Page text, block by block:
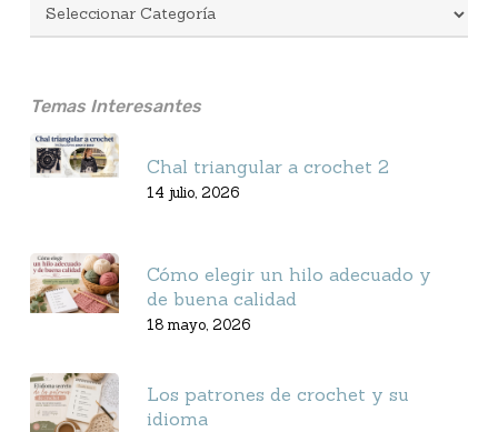
Temas Interesantes
Chal triangular a crochet 2
14 julio, 2026
Cómo elegir un hilo adecuado y
de buena calidad
18 mayo, 2026
Los patrones de crochet y su
idioma